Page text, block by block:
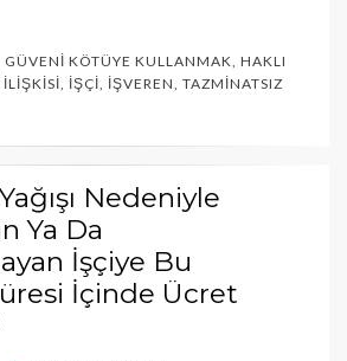
GÜVENI KÖTÜYE KULLANMAK, HAKLI
İLIŞKISI, İŞÇI, İŞVEREN, TAZMINATSIZ
Nedeniyle
Ya Da
İşçiye Bu
İçinde Ücret